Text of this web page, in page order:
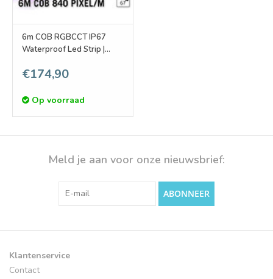
6m COB RGBCCT IP67
Waterproof Led Strip |
pm - Losse Strip
€174,90
Op voorraad
Meld je aan voor onze nieuwsbrief:
ABONNEER
Klantenservice
Contact